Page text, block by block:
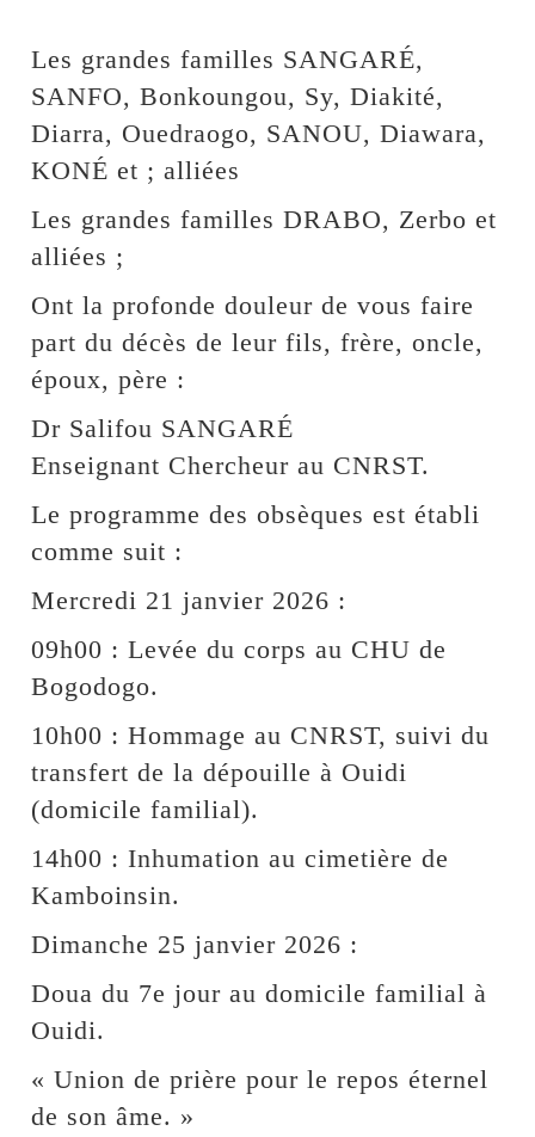
Les grandes familles SANGARÉ,
SANFO, Bonkoungou, Sy, Diakité,
Diarra, Ouedraogo, SANOU, Diawara,
KONÉ et ; alliées
Les grandes familles DRABO, Zerbo et
alliées ;
Ont la profonde douleur de vous faire
part du décès de leur fils, frère, oncle,
époux, père :
Dr Salifou SANGARÉ
Enseignant Chercheur au CNRST.
Le programme des obsèques est établi
comme suit :
Mercredi 21 janvier 2026 :
09h00 : Levée du corps au CHU de
Bogodogo.
10h00 : Hommage au CNRST, suivi du
transfert de la dépouille à Ouidi
(domicile familial).
14h00 : Inhumation au cimetière de
Kamboinsin.
Dimanche 25 janvier 2026 :
Doua du 7e jour au domicile familial à
Ouidi.
« Union de prière pour le repos éternel
de son âme. »